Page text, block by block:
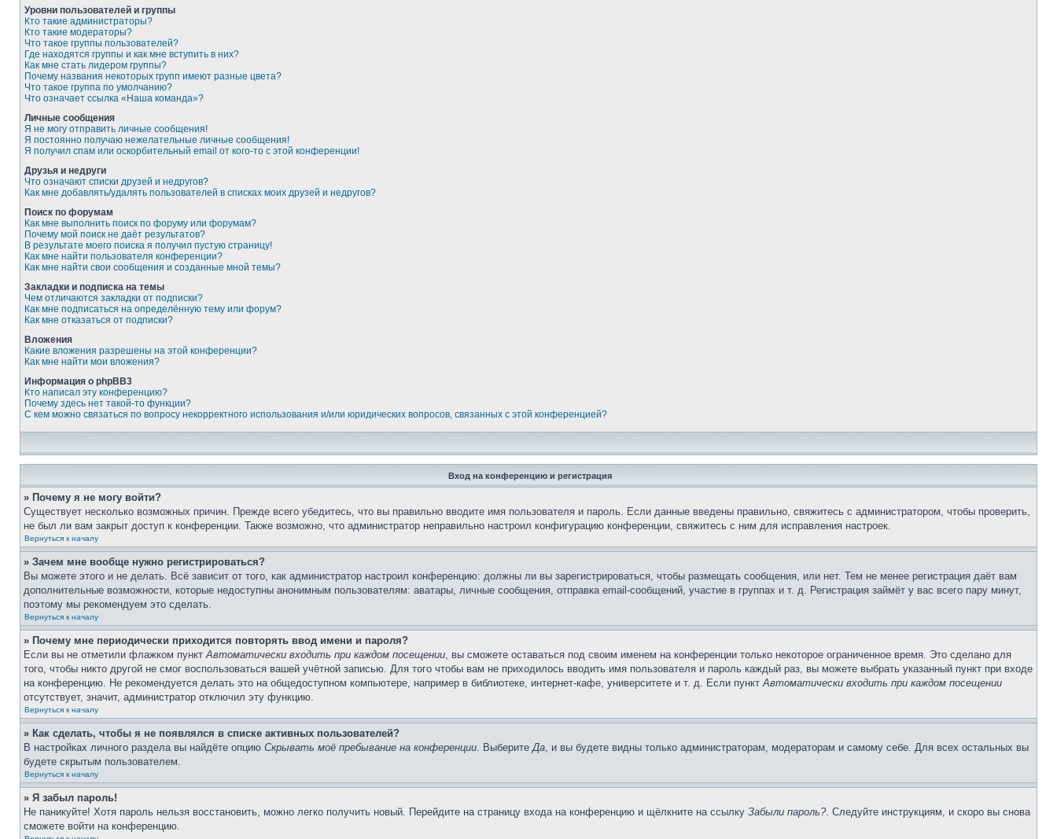
Уровни пользователей и группы
Кто такие администраторы?
Кто такие модераторы?
Что такое группы пользователей?
Где находятся группы и как мне вступить в них?
Как мне стать лидером группы?
Почему названия некоторых групп имеют разные цвета?
Что такое группа по умолчанию?
Что означает ссылка «Наша команда»?
Личные сообщения
Я не могу отправить личные сообщения!
Я постоянно получаю нежелательные личные сообщения!
Я получил спам или оскорбительный email от кого-то с этой конференции!
Друзья и недруги
Что означают списки друзей и недругов?
Как мне добавлять/удалять пользователей в списках моих друзей и недругов?
Поиск по форумам
Как мне выполнить поиск по форуму или форумам?
Почему мой поиск не даёт результатов?
В результате моего поиска я получил пустую страницу!
Как мне найти пользователя конференции?
Как мне найти свои сообщения и созданные мной темы?
Закладки и подписка на темы
Чем отличаются закладки от подписки?
Как мне подписаться на определённую тему или форум?
Как мне отказаться от подписки?
Вложения
Какие вложения разрешены на этой конференции?
Как мне найти мои вложения?
Информация о phpBB3
Кто написал эту конференцию?
Почему здесь нет такой-то функции?
С кем можно связаться по вопросу некорректного использования и/или юридических вопросов, связанных с этой конференцией?
Вход на конференцию и регистрация
» Почему я не могу войти?
Существует несколько возможных причин. Прежде всего убедитесь, что вы правильно вводите имя пользователя и пароль. Если данные введены правильно, свяжитесь с администратором, чтобы проверить,
не был ли вам закрыт доступ к конференции. Также возможно, что администратор неправильно настроил конфигурацию конференции, свяжитесь с ним для исправления настроек.
Вернуться к началу
» Зачем мне вообще нужно регистрироваться?
Вы можете этого и не делать. Всё зависит от того, как администратор настроил конференцию: должны ли вы зарегистрироваться, чтобы размещать сообщения, или нет. Тем не менее регистрация даёт вам
дополнительные возможности, которые недоступны анонимным пользователям: аватары, личные сообщения, отправка email-сообщений, участие в группах и т. д. Регистрация займёт у вас всего пару минут,
поэтому мы рекомендуем это сделать.
Вернуться к началу
» Почему мне периодически приходится повторять ввод имени и пароля?
Если вы не отметили флажком пунктАвтоматически входить при каждом посещении, вы сможете оставаться под своим именем на конференции только некоторое ограниченное время. Это сделано для
того, чтобы никто другой не смог воспользоваться вашей учётной записью. Для того чтобы вам не приходилось вводить имя пользователя и пароль каждый раз, вы можете выбрать указанный пункт при входе
на конференцию. Не рекомендуется делать это на общедоступном компьютере, например в библиотеке, интернет-кафе, университете и т. д. Если пунктАвтоматически входить при каждом посещении
отсутствует, значит, администратор отключил эту функцию.
Вернуться к началу
» Как сделать, чтобы я не появлялся в списке активных пользователей?
В настройках личного раздела вы найдёте опцию Скрывать моё пребывание на конференции. ВыберитеДа, и вы будете видны только администраторам, модераторам и самому себе. Для всех остальных вы
будете скрытым пользователем.
Вернуться к началу
» Я забыл пароль!
Не паникуйте! Хотя пароль нельзя восстановить, можно легко получить новый. Перейдите на страницу входа на конференцию и щёлкните на ссылку Забыли пароль?. Следуйте инструкциям, и скоро вы снова
сможете войти на конференцию.